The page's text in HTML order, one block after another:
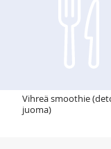
Vihreä smoothie
juoma)